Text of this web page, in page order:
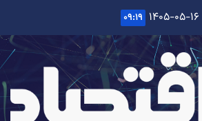
۱۴۰۵-۰۵-۱۶ ۰۹:۱۹